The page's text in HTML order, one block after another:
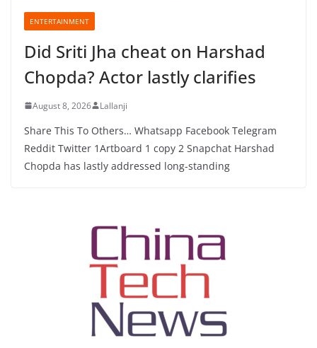
ENTERTAINMENT
Did Sriti Jha cheat on Harshad
Chopda? Actor lastly clarifies
August 8, 2026 Lallanji
Share This To Others… Whatsapp Facebook Telegram
Reddit Twitter 1Artboard 1 copy 2 Snapchat Harshad
Chopda has lastly addressed long-standing